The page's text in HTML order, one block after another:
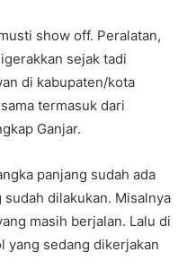
show off. Peralatan,
sejak tadi
di kabupaten/kota
termasuk dari
Ganjar.
panjang sudah ada
dilakukan. Misalnya
masih berjalan. Lalu di
yang sedang dikerjakan